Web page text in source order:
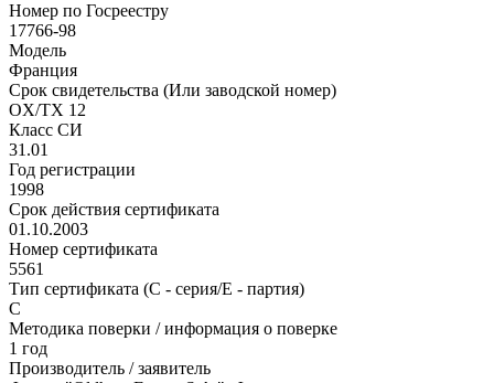
Номер по Госреестру
17766-98
Модель
Франция
Срок свидетельства (Или заводской номер)
OX/TX 12
Класс СИ
31.01
Год регистрации
1998
Срок действия сертификата
01.10.2003
Номер сертификата
5561
Тип сертификата (C - серия/E - партия)
С
Методика поверки / информация о поверке
1 год
Производитель / заявитель